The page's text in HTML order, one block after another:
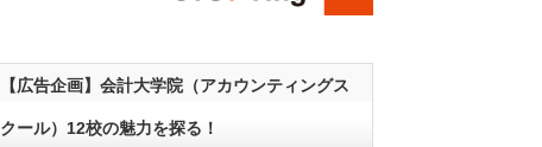
【広告企画】会計大学院（アカウンティングス
クール）12校の魅力を探る！